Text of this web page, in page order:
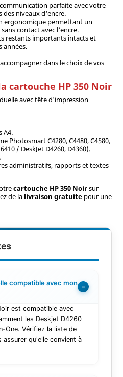
parfaite avec votre
des niveaux d'encre.
ergonomique permettant un
contact avec l'encre.
restants importants intacts et
années.
dans le choix de vos
cartouche HP 350 Noir
avec tête d'impression
A4.
Photosmart C4280, C4480, C4580,
/ DeskJet D4260, D4360).
administratifs, rapports et textes
cartouche HP 350 Noirsur
de la livraison gratuitepour une
compatible avec mon −
est compatible avec
les Deskjet D4260
One. Vérifiez la liste de
qu'elle convient à